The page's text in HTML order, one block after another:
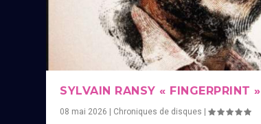
SYLVAIN RANSY « FINGERPRINT »
08 mai 2026 Chroniques de disques |